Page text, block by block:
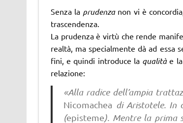
Senza la prudenzanon vi è
trascendenza.
La prudenza è virtù che rende
realtà, ma specialmente dà ad essa
fini, e quindi introduce la qualitàe la
relazione:
«Alla radice dell’ampia
Nicomachea di Aristotele. In
(episteme). Mentre la prima